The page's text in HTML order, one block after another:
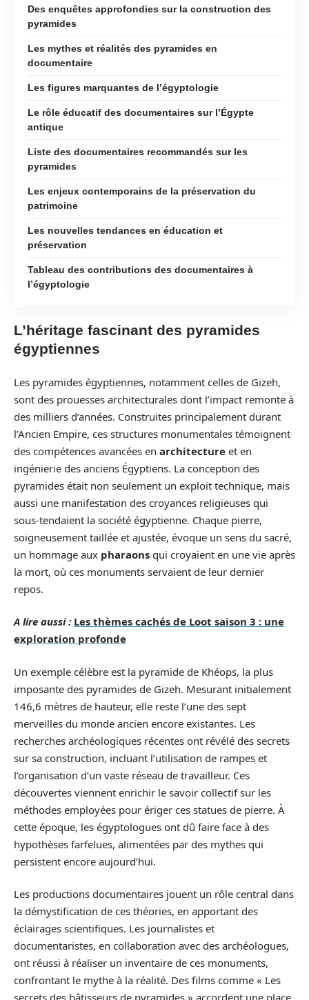
Des enquêtes approfondies sur la construction des
pyramides
Les mythes et réalités des pyramides en
documentaire
Les figures marquantes de l’égyptologie
Le rôle éducatif des documentaires sur l’Égypte
antique
Liste des documentaires recommandés sur les
pyramides
Les enjeux contemporains de la préservation du
patrimoine
Les nouvelles tendances en éducation et
préservation
Tableau des contributions des documentaires à
l’égyptologie
L’héritage fascinant des pyramides
égyptiennes
Les pyramides égyptiennes, notamment celles de Gizeh,
sont des prouesses architecturales dont l’impact remonte à
des milliers d’années. Construites principalement durant
l’Ancien Empire, ces structures monumentales témoignent
des compétences avancées en architecture et en
ingénierie des anciens Égyptiens. La conception des
pyramides était non seulement un exploit technique, mais
aussi une manifestation des croyances religieuses qui
sous-tendaient la société égyptienne. Chaque pierre,
soigneusement taillée et ajustée, évoque un sens du sacré,
un hommage aux pharaons qui croyaient en une vie après
la mort, où ces monuments servaient de leur dernier
repos.
A lire aussi : Les thèmes cachés de Loot saison 3 : une
exploration profonde
Un exemple célèbre est la pyramide de Khéops, la plus
imposante des pyramides de Gizeh. Mesurant initialement
146,6 mètres de hauteur, elle reste l’une des sept
merveilles du monde ancien encore existantes. Les
recherches archéologiques récentes ont révélé des secrets
sur sa construction, incluant l’utilisation de rampes et
l’organisation d’un vaste réseau de travailleur. Ces
découvertes viennent enrichir le savoir collectif sur les
méthodes employées pour ériger ces statues de pierre. À
cette époque, les égyptologues ont dû faire face à des
hypothèses farfelues, alimentées par des mythes qui
persistent encore aujourd’hui.
Les productions documentaires jouent un rôle central dans
la démystification de ces théories, en apportant des
éclairages scientifiques. Les journalistes et
documentaristes, en collaboration avec des archéologues,
ont réussi à réaliser un inventaire de ces monuments,
confrontant le mythe à la réalité. Des films comme « Les
secrets des bâtisseurs de pyramides » accordent une place